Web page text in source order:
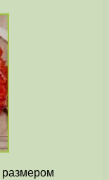
размером